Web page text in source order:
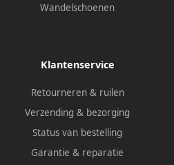
Wandelschoenen
Klantenservice
Retourneren & ruilen
Verzending & bezorging
Status van bestelling
Garantie & reparatie